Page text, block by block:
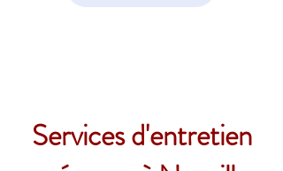
Services d'entretien